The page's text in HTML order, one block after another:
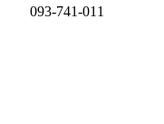
093-741-011